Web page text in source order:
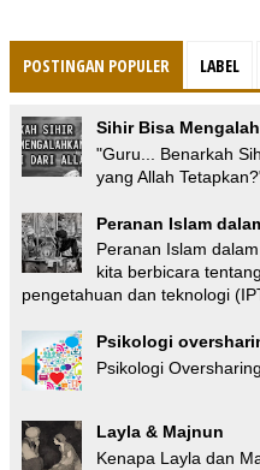
POSTINGAN POPULER LABEL
Sihir Bisa
"Guru... Benarkah
yang Allah
Peranan Islam
Peranan Islam
kita berbicara
pengetahuan dan teknologi
Psikologi
Psikologi
Layla & Majnun
Kenapa Layla dan